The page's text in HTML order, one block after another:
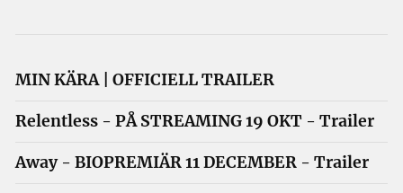
MIN KÄRA | OFFICIELL TRAILER
Relentless - PÅ STREAMING 19 OKT - Trailer
Away - BIOPREMIÄR 11 DECEMBER - Trailer